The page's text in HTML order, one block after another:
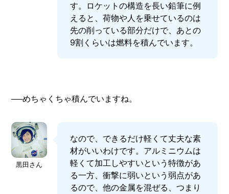
す。ロケットの構造を長い鉛筆に例
えると、荷物や人を乗せているのは
先の削っている部分だけで、あとの
9割くらいは燃料を積んでいます。
──めちゃくちゃ積んでいますね。
黒田さん
なので、できるだけ軽くて丈夫な素
材がいいわけです。アルミニウムは
軽くて加工しやすいという特徴があ
る一方、衝撃に弱いという弱点があ
るので、他の金属を混ぜる、つまり